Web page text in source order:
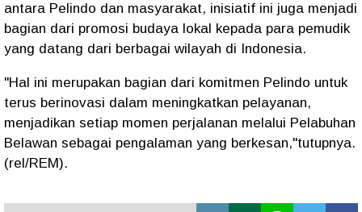
antara Pelindo dan masyarakat, inisiatif ini juga menjadi
bagian dari promosi budaya lokal kepada para pemudik
yang datang dari berbagai wilayah di Indonesia.
"Hal ini merupakan bagian dari komitmen Pelindo untuk
terus berinovasi dalam meningkatkan pelayanan,
menjadikan setiap momen perjalanan melalui Pelabuhan
Belawan sebagai pengalaman yang berkesan,"tutupnya.
(rel/REM).